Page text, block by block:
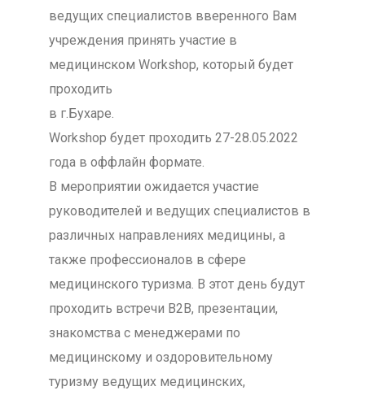
ведущих специалистов вверенного Вам
учреждения принять участие в
медицинском Workshop, который будет
проходить
в г.Бухаре.
Workshop будет проходить 27-28.05.2022
года в оффлайн формате.
В мероприятии ожидается участие
руководителей и ведущих специалистов в
различных направлениях медицины, а
также профессионалов в сфере
медицинского туризма. В этот день будут
проходить встречи В2В, презентации,
знакомства с менеджерами по
медицинскому и оздоровительному
туризму ведущих медицинских,